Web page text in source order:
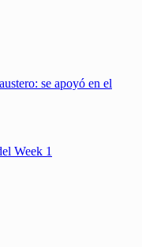
se apoyó en el
Week 1